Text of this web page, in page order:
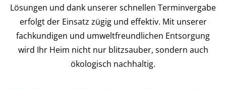
Lösungen und dank unserer schnellen Terminvergabe
erfolgt der Einsatz zügig und effektiv. Mit unserer
fachkundigen und umweltfreundlichen Entsorgung
wird Ihr Heim nicht nur blitzsauber, sondern auch
ökologisch nachhaltig.